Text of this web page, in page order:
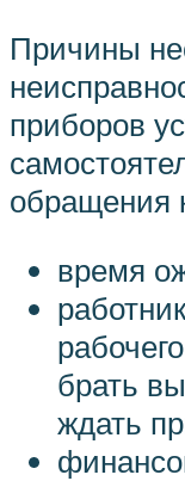
Причины
приборов
обращения
время
брать
ждать